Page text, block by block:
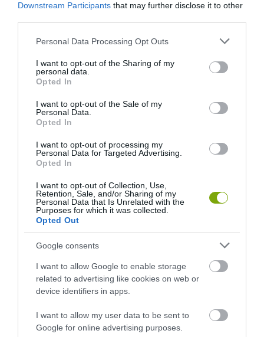
Downstream Participants that may further disclose it to other
Please note that this website/app uses one or more Google
not limited to your visit or usage behaviour. You may click to
grant or deny consent to Google and its third-party tags to
use your data for below specified purposes in below Google
consent section.
Personal Data Processing Opt Outs
I want to opt-out of the Sharing of my
personal data.
Opted In
I want to opt-out of the Sale of my
Personal Data.
Opted In
I want to opt-out of processing my
Personal Data for Targeted Advertising.
Opted In
I want to opt-out of Collection, Use,
Retention, Sale, and/or Sharing of my
Personal Data that Is Unrelated with the
Purposes for which it was collected.
Opted Out
Google consents
I want to allow Google to enable storage
related to advertising like cookies on web or
device identifiers in apps.
I want to allow my user data to be sent to
Google for online advertising purposes.
A KORALLZÁTONY NEM CSAK
500 EDDIG ISMERETLEN
LAKÓJÁT MUTATTA MEG
KIRÁNDULÁS A
ARBORÉTUMBA
KIRÁNDULÁS PANNONHALMA
SZŐLŐ ÉS KOMLÓ
TALÁLKOZÁSA
GYÓGYNÖVÉNYKERTBE ÉS
ILLATMÚZEUMBA